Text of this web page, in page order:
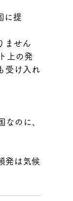
に提
ません
上の発
受け入れ
のに、
発は気候